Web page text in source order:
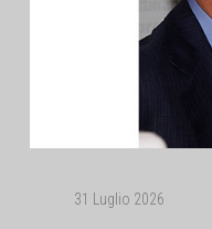
31 Luglio 2026